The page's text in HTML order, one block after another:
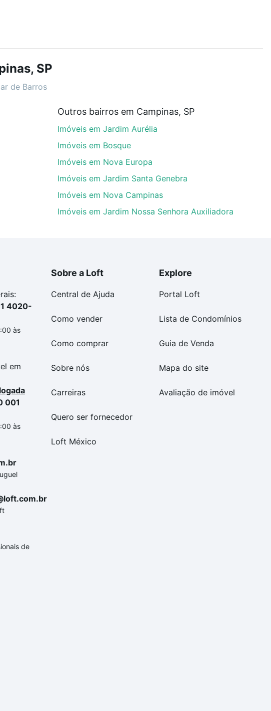
pode usar os filtros como quantidade de quartos, suítes, com
academia, salão de festas ou área verde e encontrar
Campinas, SP que custam a partir de R$ 0 e com
tem alguma dúvida dos custos envolvidos no processo de
o imóvel dos seus sonhos com segurança e conforto. Loft,
SP
de Barros
Outros bairros em Campinas, SP
Imóveis em Jardim Aurélia
Imóveis em Bosque
Imóveis em Nova Europa
Imóveis em Jardim Santa Genebra
Imóveis em Nova Campinas
Imóveis em Jardim Nossa Senhora Auxiliadora
4020-
às
em
001
às
de
Sobre a Loft
Central de Ajuda
Como vender
Como comprar
Sobre nós
Carreiras
Quero ser fornecedor
Loft México
Explore
Portal Loft
Lista de Condomínios
Guia de Venda
Mapa do site
Avaliação de imóvel